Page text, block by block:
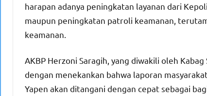
harapan adanya peningkatan layanan dari
maupun peningkatan patroli keamanan,
keamanan.
AKBP Herzoni Saragih, yang diwakili oleh
dengan menekankan bahwa laporan
Yapen akan ditangani dengan cepat sebagai